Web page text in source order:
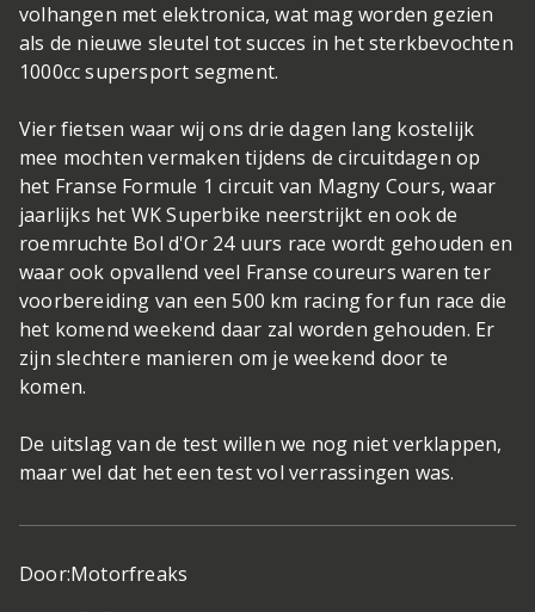
volhangen met elektronica, wat mag worden gezien
als de nieuwe sleutel tot succes in het sterkbevochten
1000cc supersport segment.
Vier fietsen waar wij ons drie dagen lang kostelijk
mee mochten vermaken tijdens de circuitdagen op
het Franse Formule 1 circuit van Magny Cours, waar
jaarlijks het WK Superbike neerstrijkt en ook de
roemruchte Bol d'Or 24 uurs race wordt gehouden en
waar ook opvallend veel Franse coureurs waren ter
voorbereiding van een 500 km racing for fun race die
het komend weekend daar zal worden gehouden. Er
zijn slechtere manieren om je weekend door te
komen.
De uitslag van de test willen we nog niet verklappen,
maar wel dat het een test vol verrassingen was.
Door:Motorfreaks